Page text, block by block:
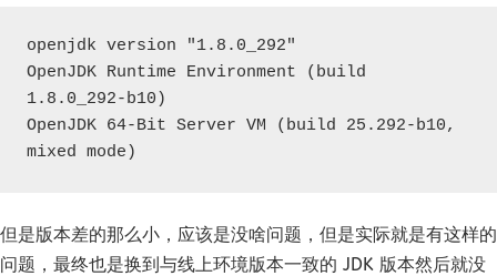
openjdk version "1.8.0_292"
OpenJDK Runtime Environment (build
1.8.0_292-b10)
OpenJDK 64-Bit Server VM (build 25.292-b10,
mixed mode)
但是版本差的那么小，应该是没啥问题，但是实际就是有这样的
问题，最终也是换到与线上环境版本一致的 JDK 版本然后就没